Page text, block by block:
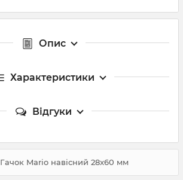
Опис
Характеристики
Відгуки
Гачок Mario навісний 28x60 мм